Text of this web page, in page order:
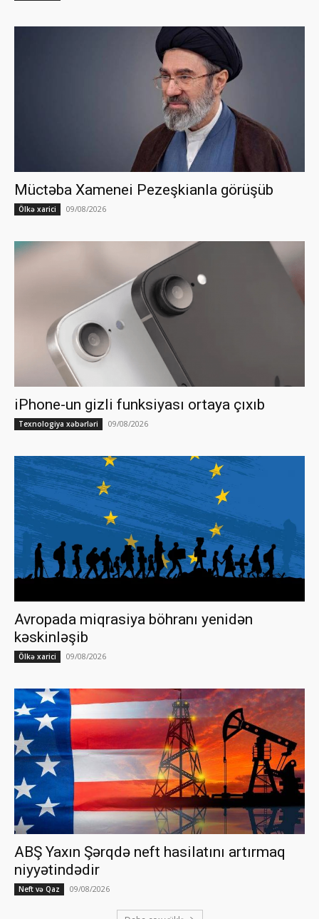
Müctəba Xamenei Pezeşkianla görüşüb
Ölkə xarici 09/08/2026
iPhone-un gizli funksiyası ortaya çıxıb
Texnologiya xəbərləri 09/08/2026
Avropada miqrasiya böhranı yenidən
kəskinləşib
Ölkə xarici 09/08/2026
ABŞ Yaxın Şərqdə neft hasilatını artırmaq
niyyətindədir
Neft və Qaz 09/08/2026